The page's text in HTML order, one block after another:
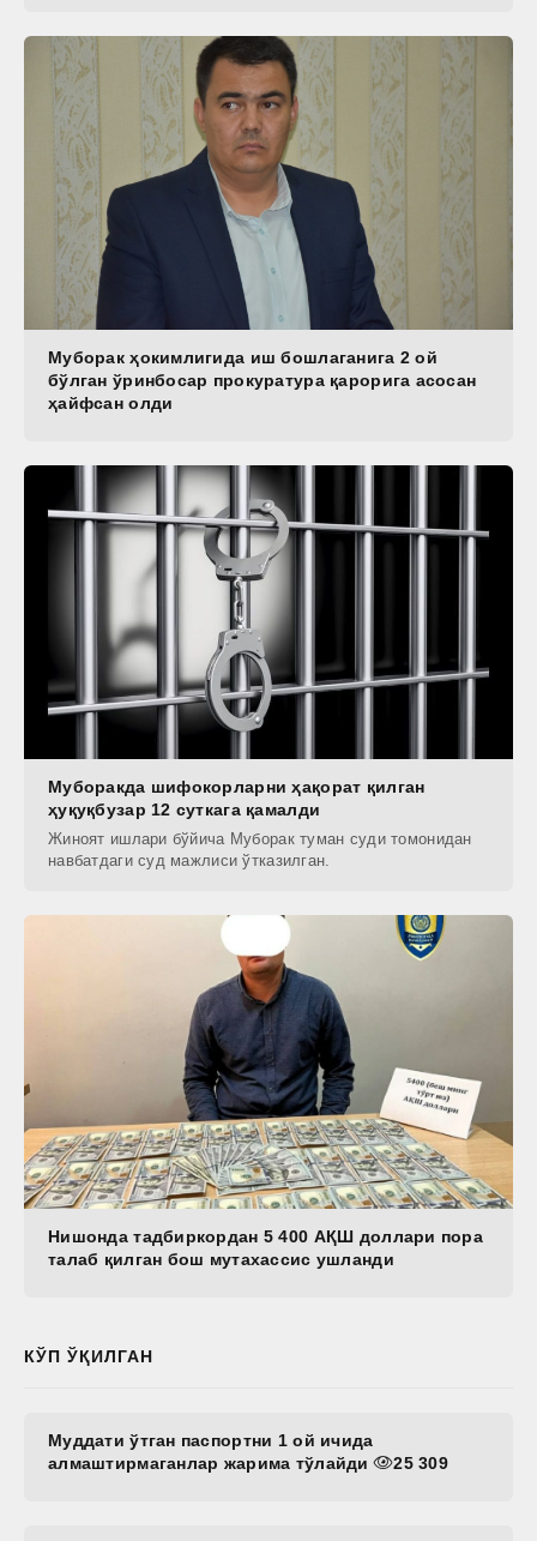
Муборак ҳокимлигида иш бошлаганига 2 ой
бўлган ўринбосар прокуратура қарорига асосан
ҳайфсан олди
Муборакда шифокорларни ҳақорат қилган
ҳуқуқбузар 12 суткага қамалди
Жиноят ишлари бўйича Муборак туман суди томонидан
навбатдаги суд мажлиси ўтказилган.
Нишонда тадбиркордан 5 400 АҚШ доллари пора
талаб қилган бош мутахассис ушланди
КЎП ЎҚИЛГАН
Муддати ўтган паспортни 1 ой ичида
алмаштирмаганлар жарима тўлайди
25 309